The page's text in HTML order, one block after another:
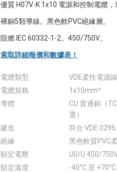
優質 H07V-K 1x10 電源和控制電纜，
裸銅5類導線。黑色軟PVC絕緣層。
阻燃 IEC 60332-1-2。450/750V。
索取詳細報價和數據表！
電纜類型
VDE柔性電源
電纜規格
1x10mm²
導體
CU 普通銅（
選）
建造
符合 VDE
絕緣
黑色軟質PVC
額定電壓
U0/U 450/
額定溫度
-40°C 至 +70°C